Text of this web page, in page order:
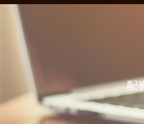
配